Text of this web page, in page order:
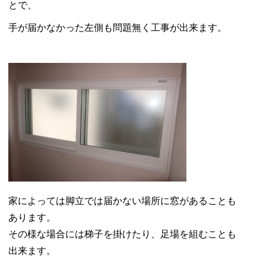
とで、
手が届かなかった左側も問題無く工事が出来ます。
家によっては脚立では届かない場所に窓があることも
あります。
その様な場合には梯子を掛けたり、足場を組むことも
出来ます。